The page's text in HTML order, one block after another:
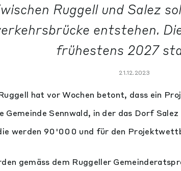
Ruggell und Salez
entstehen.
frühestens 2027
21.12.2023
hat vor Wochen betont, dass ein
Gemeinde Sennwald, in der das Dorf
werden 90'000 und für den
gemäss dem Ruggeller